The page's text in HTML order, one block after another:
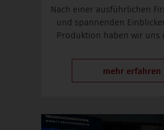
Nach einer ausführlichen
und spannenden
Produktion haben wir uns
mehr erfahren